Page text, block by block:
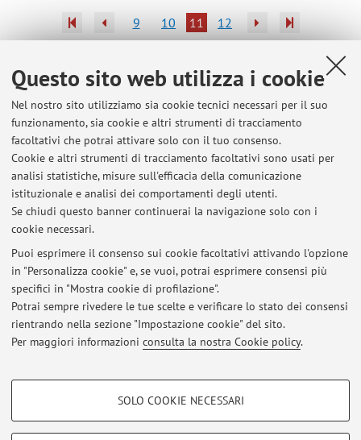
Questo sito web utilizza i cookie
Nel nostro sito utilizziamo sia cookie tecnici necessari per il suo
funzionamento, sia cookie e altri strumenti di tracciamento
facoltativi che potrai attivare solo con il tuo consenso.
Cookie e altri strumenti di tracciamento facoltativi sono usati per
analisi statistiche, misure sull'efficacia della comunicazione
istituzionale e analisi dei comportamenti degli utenti.
Se chiudi questo banner continuerai la navigazione solo con i
cookie necessari.
Puoi esprimere il consenso sui cookie facoltativi attivando l'opzione
in "Personalizza cookie" e, se vuoi, potrai esprimere consensi più
specifici in "Mostra cookie di profilazione".
Potrai sempre rivedere le tue scelte e verificare lo stato dei consensi
rientrando nella sezione "Impostazione cookie" del sito.
Per maggiori informazioni consulta la nostra Cookie policy.
COOKIE DI PROFILAZIONE - FACOLTATIVI
SOLO COOKIE NECESSARI
9 10 11 12
Ultimi avvisi
DICOSN- Valutazione VIDEO presentati da studenti
Pubblicato il: 22 gennaio 2026
BHEH- B6300 - BOTANY: INTERACTIONS....-The lecture on 14 October
is suspended.
Pubblicato il: 12 ottobre 2025
66989 - BIOLOGIA E DIVERSITA' VEGETALE (M-Z)
Pubblicato il: 21 febbraio 2018
Area riservata
Accedi tramiteloginper gestire tutti i contenuti del sito.